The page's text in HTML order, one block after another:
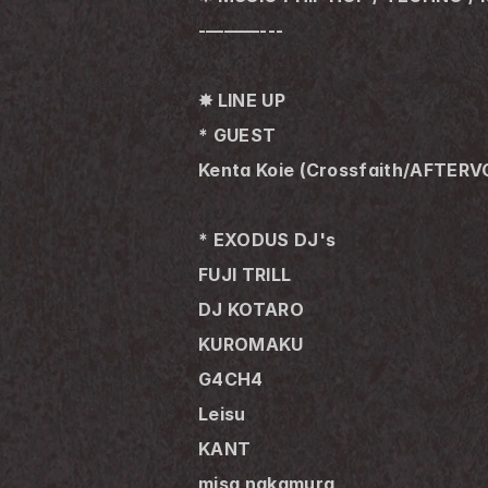
-———---
✸ LINE UP
* GUEST
Kenta Koie (Crossfaith/
* EXODUS DJ's
FUJI TRILL
DJ KOTARO
KUROMAKU
G4CH4
Leisu
KANT
misa nakamura